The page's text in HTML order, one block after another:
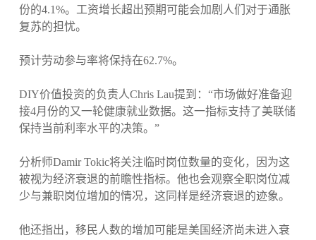
份的4.1%。工资增长超出预期可能会加剧人们对于通胀
复苏的担忧。
预计劳动参与率将保持在62.7%。
DIY价值投资的负责人Chris Lau提到：“市场做好准备迎
接4月份的又一轮健康就业数据。这一指标支持了美联储
保持当前利率水平的决策。”
分析师Damir Tokic将关注临时岗位数量的变化，因为这
被视为经济衰退的前瞻性指标。他也会观察全职岗位减
少与兼职岗位增加的情况，这同样是经济衰退的迹象。
他还指出，移民人数的增加可能是美国经济尚未进入衰